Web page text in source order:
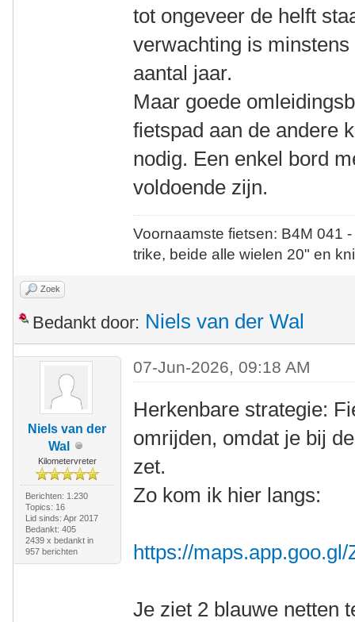
tot ongeveer de helft
verwachting is
aantal jaar.
Maar goede
fietspad aan de andere
nodig. Een enkel bord
voldoende zijn.
Voornaamste fietsen: B4M
trike, beide alle wielen 20" en
Zoek
Bedankt door: Niels van der Wal
Niels van der
Wal
Kilometervreter
Berichten: 1.230
Topics: 16
Lid sinds: Apr 2017
Bedankt: 405
2439 x bedankt in
957 berichten
07-Jun-2026, 09:18 AM
Herkenbare strategie:
omrijden, omdat je bij
zet.
Zo kom ik hier langs:
https://
Je ziet 2 blauwe netten